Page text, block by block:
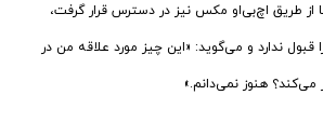
از طریق اچ‌بی‌او مکس نیز در دسترس قرار گرفت،
ندارد و می‌گوید: «این چیز مورد علاقه من در
می‌کند؟ هنوز نمی‌دانم.»